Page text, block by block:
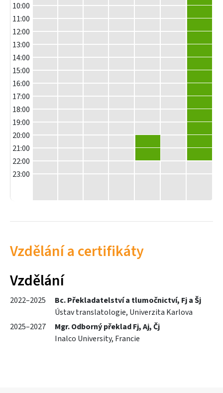
10:00
11:00
12:00
13:00
14:00
15:00
16:00
17:00
18:00
19:00
20:00
21:00
22:00
23:00
Vzdělání a certifikáty
Vzdělání
2022–2025
Bc. Překladatelství a tlumočnictví, Fj a Šj
Ústav translatologie, Univerzita Karlova
2025–2027
Mgr. Odborný překlad Fj, Aj, Čj
Inalco University, Francie